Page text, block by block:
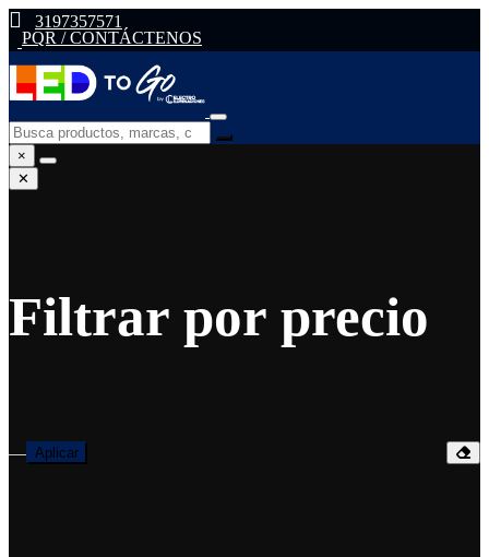
3197357571
PQR / CONTÁCTENOS
×
✕
Filtrar por precio
— Aplicar